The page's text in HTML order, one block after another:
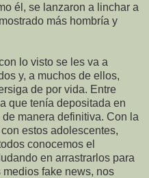
él, se lanzaron a linchar a
más hombría y
lo visto se les va a
y, a muchos de ellos,
de por vida. Entre
que tenía depositada en
manera definitiva. Con la
estos adolescentes,
conocemos el
en arrastrarlos para
fake news, nos